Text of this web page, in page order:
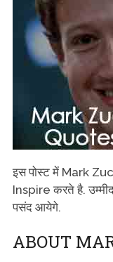
इस पोस्ट में Mark
Inspire करते है.
पसंद आयेगे.
ABOUT